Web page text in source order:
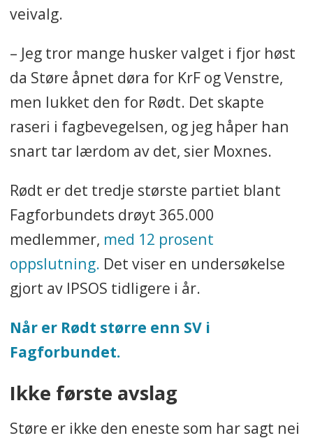
veivalg.
– Jeg tror mange husker valget i fjor høst
da Støre åpnet døra for KrF og Venstre,
men lukket den for Rødt. Det skapte
raseri i fagbevegelsen, og jeg håper han
snart tar lærdom av det, sier Moxnes.
Rødt er det tredje største partiet blant
Fagforbundets drøyt 365.000
medlemmer, med 12 prosent
oppslutning. Det viser en undersøkelse
gjort av IPSOS tidligere i år.
Når er Rødt større enn SV i
Fagforbundet.
Ikke første avslag
Støre er ikke den eneste som har sagt nei